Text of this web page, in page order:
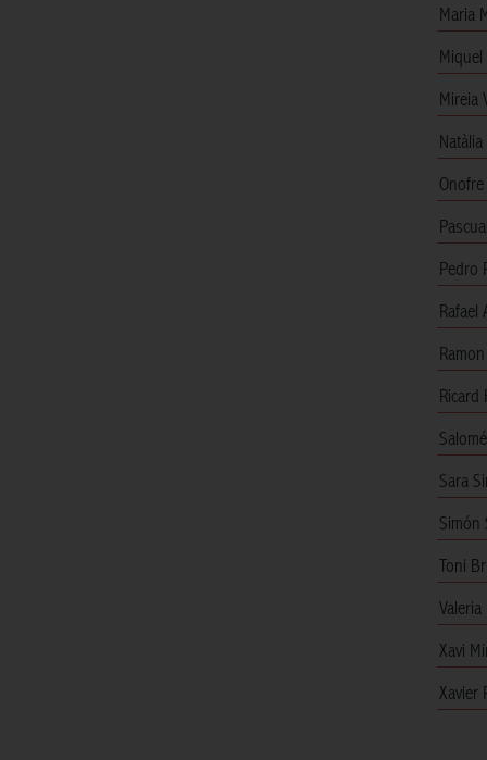
Maria
Mireia
Pedro
Rafael
Ricard
Sara
Simón
Toni
Xavi
Xavier